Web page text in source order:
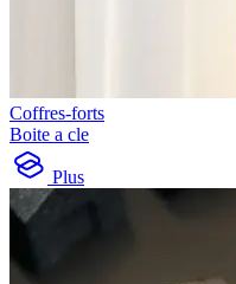
Coffres-forts
Boite a cle
Plus